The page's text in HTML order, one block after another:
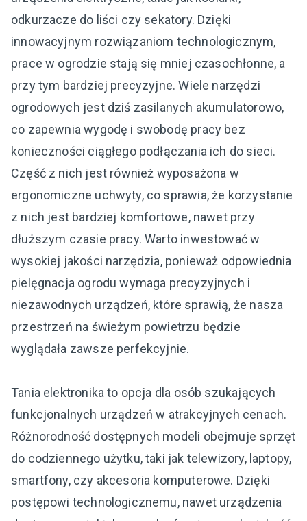
odkurzacze do liści czy sekatory. Dzięki
innowacyjnym rozwiązaniom technologicznym,
prace w ogrodzie stają się mniej czasochłonne, a
przy tym bardziej precyzyjne. Wiele narzędzi
ogrodowych jest dziś zasilanych akumulatorowo,
co zapewnia wygodę i swobodę pracy bez
konieczności ciągłego podłączania ich do sieci.
Część z nich jest również wyposażona w
ergonomiczne uchwyty, co sprawia, że korzystanie
z nich jest bardziej komfortowe, nawet przy
dłuższym czasie pracy. Warto inwestować w
wysokiej jakości narzędzia, ponieważ odpowiednia
pielęgnacja ogrodu wymaga precyzyjnych i
niezawodnych urządzeń, które sprawią, że nasza
przestrzeń na świeżym powietrzu będzie
wyglądała zawsze perfekcyjnie.
Tania elektronika to opcja dla osób szukających
funkcjonalnych urządzeń w atrakcyjnych cenach.
Różnorodność dostępnych modeli obejmuje sprzęt
do codziennego użytku, taki jak telewizory, laptopy,
smartfony, czy akcesoria komputerowe. Dzięki
postępowi technologicznemu, nawet urządzenia